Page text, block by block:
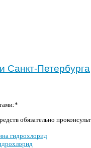
Санкт-Петербурга
обязательно
гидрохлорид